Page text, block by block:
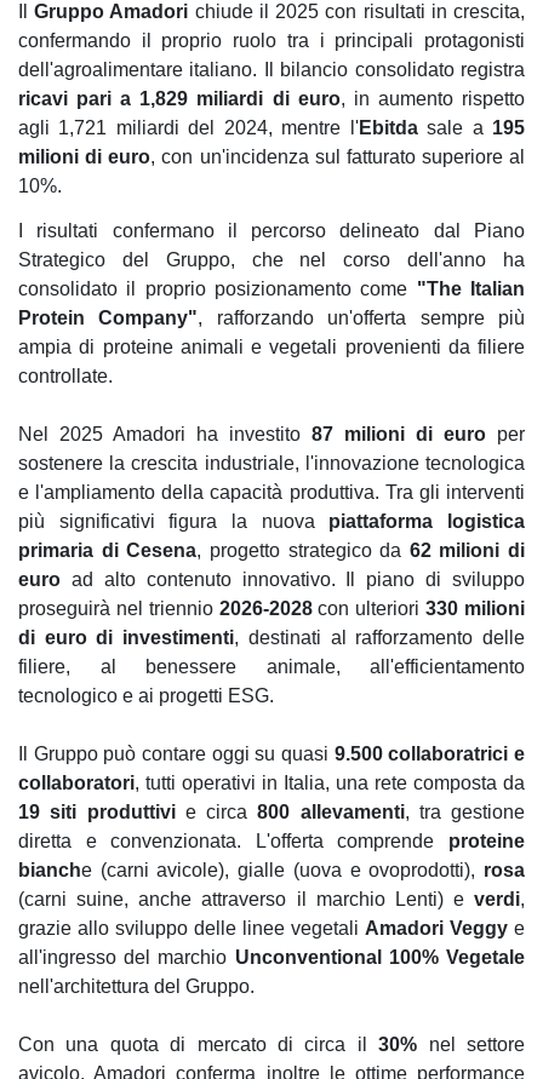
IlGruppo Amadori chiude il 2025 con risultati in crescita,
confermando il proprio ruolo tra i principali protagonisti
dell'agroalimentare italiano. Il bilancio consolidato registra
ricavi pari a 1,829 miliardi di euro, in aumento rispetto
agli 1,721 miliardi del 2024, mentre l'Ebitdasale a 195
milioni di euro, con un'incidenza sul fatturato superiore al
10%.
I risultati confermano il percorso delineato dal Piano
Strategico del Gruppo, che nel corso dell'anno ha
consolidato il proprio posizionamento come "The Italian
Protein Company", rafforzando un'offerta sempre più
ampia di proteine animali e vegetali provenienti da filiere
controllate.
Nel 2025 Amadori ha investito 87 milioni di euro per
sostenere la crescita industriale, l'innovazione tecnologica
e l'ampliamento della capacità produttiva. Tra gli interventi
più significativi figura la nuova piattaforma logistica
primaria di Cesena, progetto strategico da 62 milioni di
euro ad alto contenuto innovativo. Il piano di sviluppo
proseguirà nel triennio 2026-2028con ulteriori330 milioni
di euro di investimenti, destinati al rafforzamento delle
filiere, al benessere animale, all'efficientamento
tecnologico e ai progetti ESG.
Il Gruppo può contare oggi su quasi 9.500 collaboratrici e
collaboratori, tutti operativi in Italia, una rete composta da
19 siti produttivie circa800 allevamenti, tra gestione
diretta e convenzionata. L'offerta comprende proteine
bianche (carni avicole), gialle (uova e ovoprodotti), rosa
(carni suine, anche attraverso il marchio Lenti) e verdi,
grazie allo sviluppo delle linee vegetali Amadori Veggy e
all'ingresso del marchio Unconventional 100% Vegetale
nell'architettura del Gruppo.
Con una quota di mercato di circa il30% nel settore
avicolo, Amadori conferma inoltre le ottime performance